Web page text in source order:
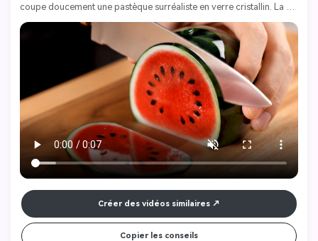
coupe doucement une pastèque surréaliste en verre cristallin. La
pastèque est posée sur une planche à découper en bois poli et sa
coquille imite une écorce vert foncé aux rayures subtiles. Lorsque le
couteau glisse, il révèle une chair rouge vif et des graines noires
encastrées, présentant des détails réalistes sous une surface lisse et
translucide. Chaque morceau produit un son net et résonnant qui est
amplifié pour une expérience ASMR profondément satisfaisante. De
fines tranches scintillantes tombent gracieusement, capturant la
lumière comme des fragments de rubis enveloppés dans une
émeraude. Des lumières vives mettent en valeur les textures
cristallines, et les réflexions et les réfractions dansent sur tout le
plateau. L'atmosphère est tranquille et raffinée, axée sur des visuels
épurés et des sons tranchés purs et amplifiés-pas de musique de
fond, seulement le rythme élégant des lames contre le verre.
Créer des vidéos similaires
Copier les conseils